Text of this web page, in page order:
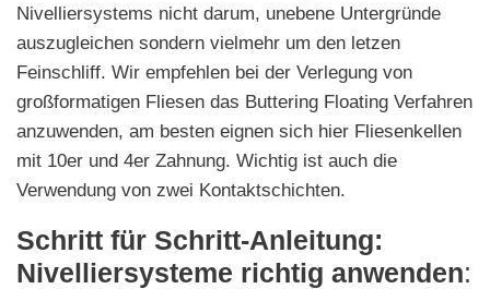
Nivelliersystems nicht darum, unebene Untergründe
auszugleichen sondern vielmehr um den letzen
Feinschliff. Wir empfehlen bei der Verlegung von
großformatigen Fliesen das Buttering Floating Verfahren
anzuwenden, am besten eignen sich hier Fliesenkellen
mit 10er und 4er Zahnung. Wichtig ist auch die
Verwendung von zwei Kontaktschichten.
Schritt für Schritt-Anleitung:
Nivelliersysteme richtig anwenden: